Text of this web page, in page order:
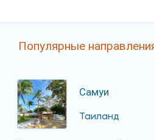
Популярные
Самуи
Таиланд